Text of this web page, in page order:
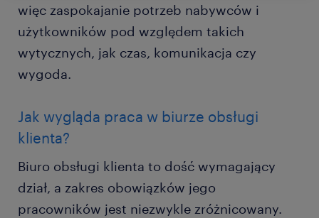
więc zaspokajanie potrzeb nabywców i
użytkowników pod względem takich
wytycznych, jak czas, komunikacja czy
wygoda.
Jak wygląda praca w biurze obsługi
klienta?
Biuro obsługi klienta to dość wymagający
dział, a zakres obowiązków jego
pracowników jest niezwykle zróżnicowany.